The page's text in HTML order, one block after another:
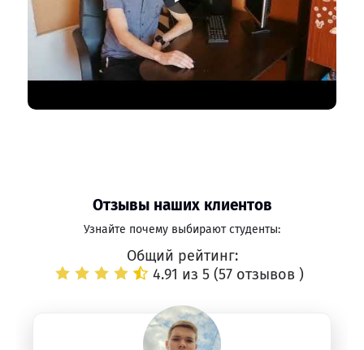
Отзывы наших клиентов
Узнайте почему выбирают студенты:
Общий рейтинг:
4.91 из 5 (57 отзывов )